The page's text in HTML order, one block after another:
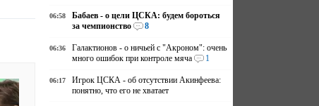
06:58
Бабаев - о цели ЦСКА: будем бороться
за чемпионство
8
06:36
Галактионов - о ничьей с "Акроном": очень
много ошибок при контроле мяча
1
06:17
Игрок ЦСКА - об отсутствии Акинфеева:
понятно, что его не хватает